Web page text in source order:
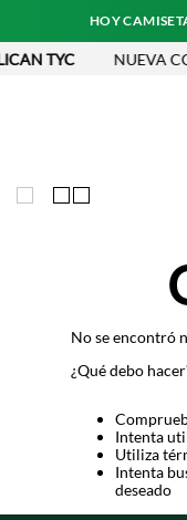
HOY
TYC NUEVA
No se encontró
¿Qué debo
Intenta
Utiliza
Intenta
deseado